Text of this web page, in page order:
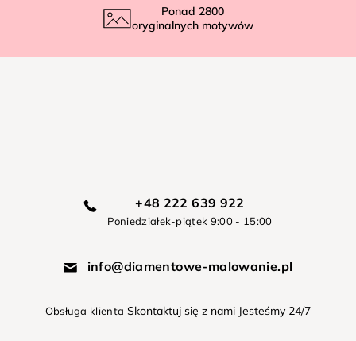
Ponad 2800
oryginalnych motywów
+48 222 639 922
Poniedziałek-piątek 9:00 - 15:00
info@diamentowe-malowanie.pl
Obsługa klienta Skontaktuj się z nami Jesteśmy 24/7